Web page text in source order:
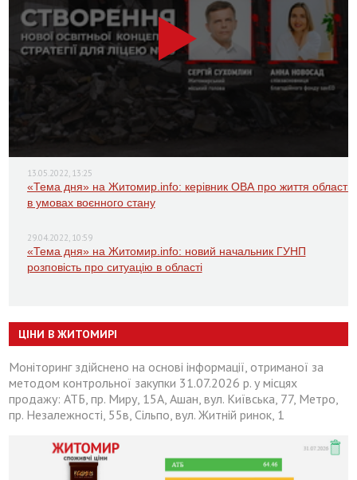
13.05.2022, 13:25
«Тема дня» на Житомир.info: керівник ОВА про життя області
в умовах воєнного стану
29.04.2022, 10:59
«Тема дня» на Житомир.info: новий начальник ГУНП
розповість про ситуацію в області
ЦІНИ В ЖИТОМИРІ
Моніторинг здійснено на основі інформації, отриманої за
методом контрольної закупки 31.07.2026 р. у місцях
продажу: АТБ, пр. Миру, 15А, Ашан, вул. Київська, 77, Метро,
пр. Незалежності, 55в, Сільпо, вул. Житній ринок, 1